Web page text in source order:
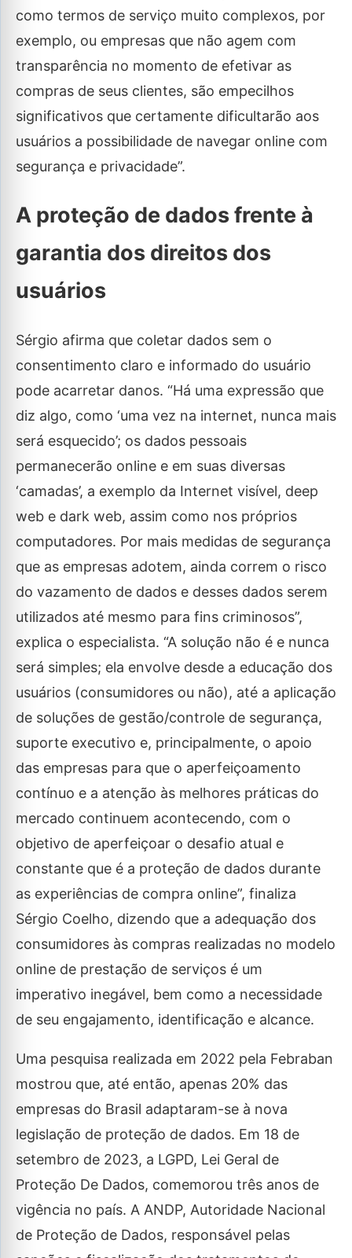
como termos de serviço muito complexos, por
exemplo, ou empresas que não agem com
transparência no momento de efetivar as
compras de seus clientes, são empecilhos
significativos que certamente dificultarão aos
usuários a possibilidade de navegar online com
segurança e privacidade”.
A proteção de dados frente à
garantia dos direitos dos
usuários
Sérgio afirma que coletar dados sem o
consentimento claro e informado do usuário
pode acarretar danos. “Há uma expressão que
diz algo, como ‘uma vez na internet, nunca mais
será esquecido’; os dados pessoais
permanecerão online e em suas diversas
‘camadas’, a exemplo da Internet visível, deep
web e dark web, assim como nos próprios
computadores. Por mais medidas de segurança
que as empresas adotem, ainda correm o risco
do vazamento de dados e desses dados serem
utilizados até mesmo para fins criminosos”,
explica o especialista. “A solução não é e nunca
será simples; ela envolve desde a educação dos
usuários (consumidores ou não), até a aplicação
de soluções de gestão/controle de segurança,
suporte executivo e, principalmente, o apoio
das empresas para que o aperfeiçoamento
contínuo e a atenção às melhores práticas do
mercado continuem acontecendo, com o
objetivo de aperfeiçoar o desafio atual e
constante que é a proteção de dados durante
as experiências de compra online”, finaliza
Sérgio Coelho, dizendo que a adequação dos
consumidores às compras realizadas no modelo
online de prestação de serviços é um
imperativo inegável, bem como a necessidade
de seu engajamento, identificação e alcance.
Uma pesquisa realizada em 2022 pela Febraban
mostrou que, até então, apenas 20% das
empresas do Brasil adaptaram-se à nova
legislação de proteção de dados. Em 18 de
setembro de 2023, a LGPD, Lei Geral de
Proteção De Dados, comemorou três anos de
vigência no país. A ANDP, Autoridade Nacional
de Proteção de Dados, responsável pelas